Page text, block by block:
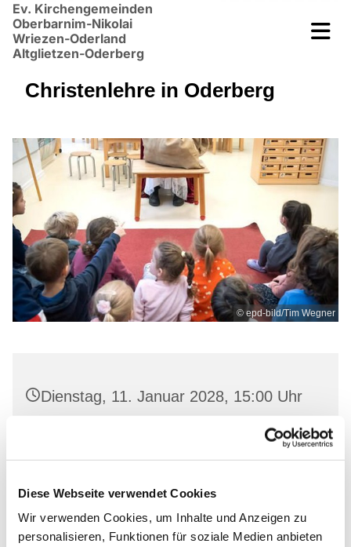
Diese Webseite verwendet Cookies
Wir verwenden Cookies, um Inhalte und Anzeigen zu
personalisieren, Funktionen für soziale Medien anbieten
Ev. Kirchengemeinden
Oberbarnim-Nikolai
Wriezen-Oderland
Altglietzen-Oderberg
Christenlehre in Oderberg
© epd-bild/Tim Wegner
Dienstag, 11. Januar 2028, 15:00 Uhr
Oderberg